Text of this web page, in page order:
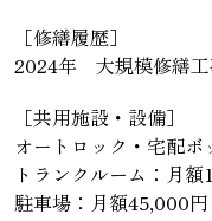
［修繕履歴］
2024年 大規模修繕
［共用施設・設備］
オートロック・宅配ボ
トランクルーム：月
駐車場：月額45,000